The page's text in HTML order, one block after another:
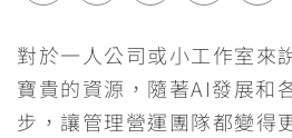
e
n
e
i
t
C
h
s
s
對於一人公司或小工作室來
寶貴的資源，隨著AI發展和
步，讓管理營運團隊都變得